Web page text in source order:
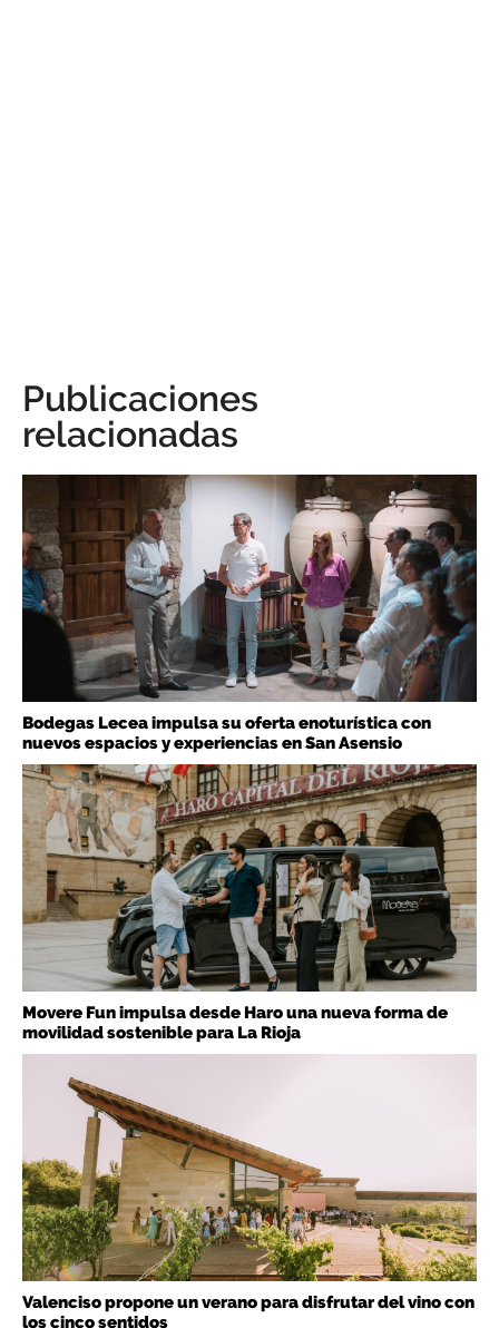
Publicaciones
relacionadas
Bodegas Lecea impulsa su oferta enoturística con
nuevos espacios y experiencias en San Asensio
Movere Fun impulsa desde Haro una nueva forma de
movilidad sostenible para La Rioja
Valenciso propone un verano para disfrutar del vino con
los cinco sentidos